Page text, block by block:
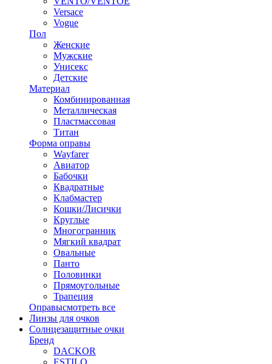
Versace
Vogue
Пол
Женские
Мужские
Унисекс
Детские
Материал
Комбинированная
Металлическая
Пластмассовая
Титан
Форма оправы
Wayfarer
Авиатор
Бабочки
Квадратные
Клабмастер
Кошки/Лисички
Круглые
Многогранник
Мягкий квадрат
Овальные
Панто
Половинки
Прямоугольные
Трапеция
Оправысмотреть все
Линзы для очков
Солнцезащитные очки
Бренд
DACKOR
ESTILO